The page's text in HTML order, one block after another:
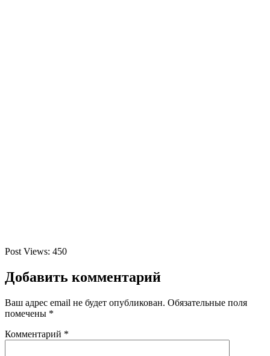
Post Views: 450
Добавить комментарий
Ваш адрес email не будет опубликован. Обязательные поля
помечены *
Комментарий *